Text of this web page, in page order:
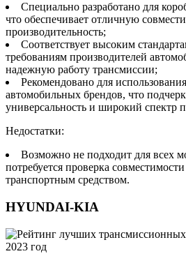
Специально разработано для
что обеспечивает отличную
производительность;
Соответствует высоким
требованиям производителей
надежную работу трансмиссии;
Рекомендовано для
автомобильных брендов, что
универсальность и широкий спектр
Недостатки:
Возможно не подходит для всех
потребуется проверка
транспортным средством.
HYUNDAI-KIA